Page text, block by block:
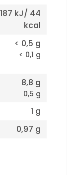
187 kJ/ 44
kcal
< 0,5 g
< 0,1 g
8,8 g
0,5 g
1 g
0,97 g